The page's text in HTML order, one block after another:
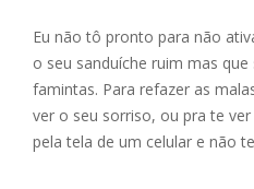
Eu não tô pronto para não
o seu sanduíche ruim mas
famintas. Para refazer as
ver o seu sorriso, ou pra te
pela tela de um celular e não